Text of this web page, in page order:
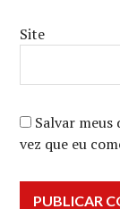
Site
Salvar meus
vez que eu